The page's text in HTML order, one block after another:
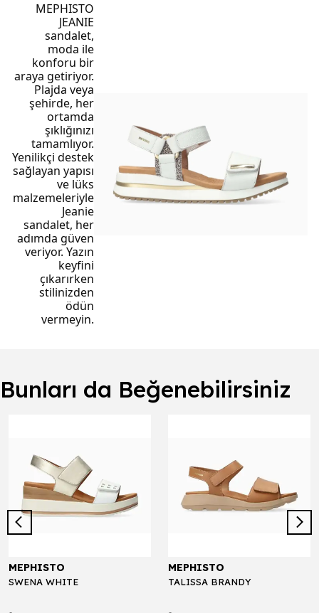
MEPHISTO
JEANIE
sandalet,
moda ile
konforu bir
araya getiriyor.
Plajda veya
şehirde, her
ortamda
şıklığınızı
tamamlıyor.
Yenilikçi destek
sağlayan yapısı
ve lüks
malzemeleriyle
Jeanie
sandalet, her
adımda güven
veriyor. Yazın
keyfini
çıkarırken
stilinizden
ödün
vermeyin.
Bunları da Beğenebilirsiniz
MEPHISTO
SWENA WHITE
MEPHISTO
TALISSA BRANDY